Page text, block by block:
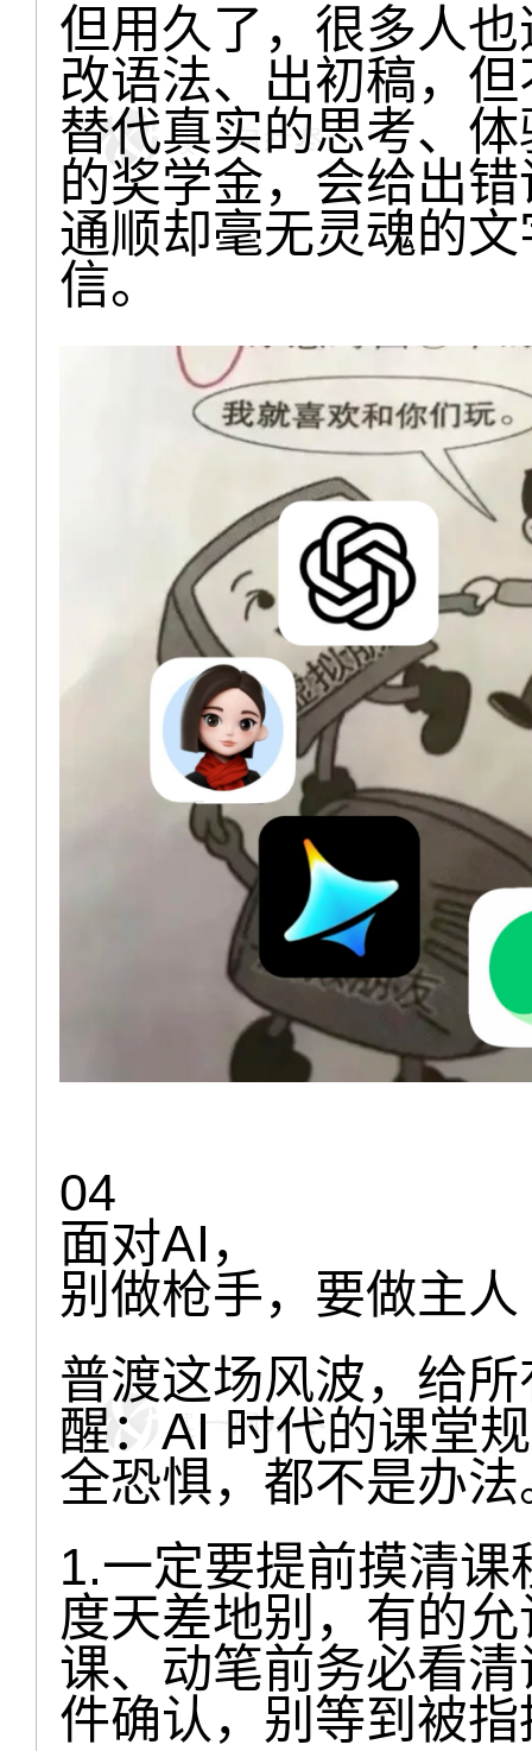
但用久了，很多人
改语法、出初稿，
替代真实的思考、
的奖学金，会给出
通顺却毫无灵魂的
信。
04
面对AI，
别做枪手，要做主人
普渡这场风波，给
醒：AI 时代的课堂
全恐惧，都不是办法
1.一定要提前摸清
度天差地别，有的
课、动笔前务必看
件确认，别等到被